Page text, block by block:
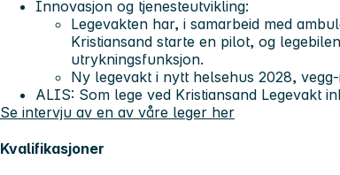
Innovasjon og tjenesteutvikling:
Legevakten har, i samarbeid med
Kristiansand starte en pilot, og
utrykningsfunksjon.
Ny legevakt i nytt helsehus 2028,
ALIS: Som lege ved Kristiansand Legevakt
Se intervju av en av våre leger her
Kvalifikasjoner